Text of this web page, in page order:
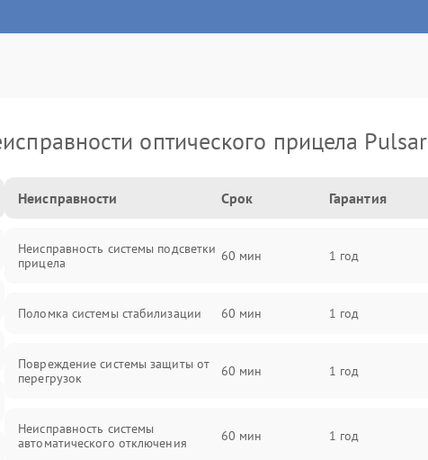
оптического прицела Pulsar
Неисправности Срок Гарантия
Неисправность системы подсветки
прицела
60 мин 1 год
Поломка системы стабилизации 60 мин 1 год
Повреждение системы защиты от
перегрузок
60 мин 1 год
Неисправность системы
автоматического отключения
60 мин 1 год